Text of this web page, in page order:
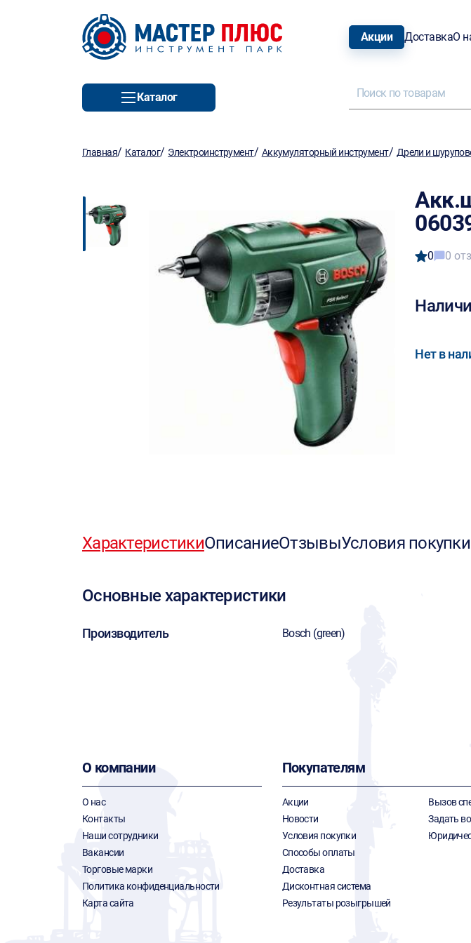
Акции ДоставкаО
Каталог
Главная/ Каталог/ Электроинструмент/ Аккумуляторный инструмент/ Дрели и
0 0
Нет в
ХарактеристикиОписаниеОтзывыУсловия покупки
Основные характеристики
Производитель Bosch (green)
О компании
О нас
Контакты
Наши сотрудники
Вакансии
Торговые марки
Политика конфиденциальности
Карта сайта
Покупателям
Акции
Новости
Условия покупки
Способы оплаты
Доставка
Дисконтная система
Результаты розыгрышей
Вызов
Задать